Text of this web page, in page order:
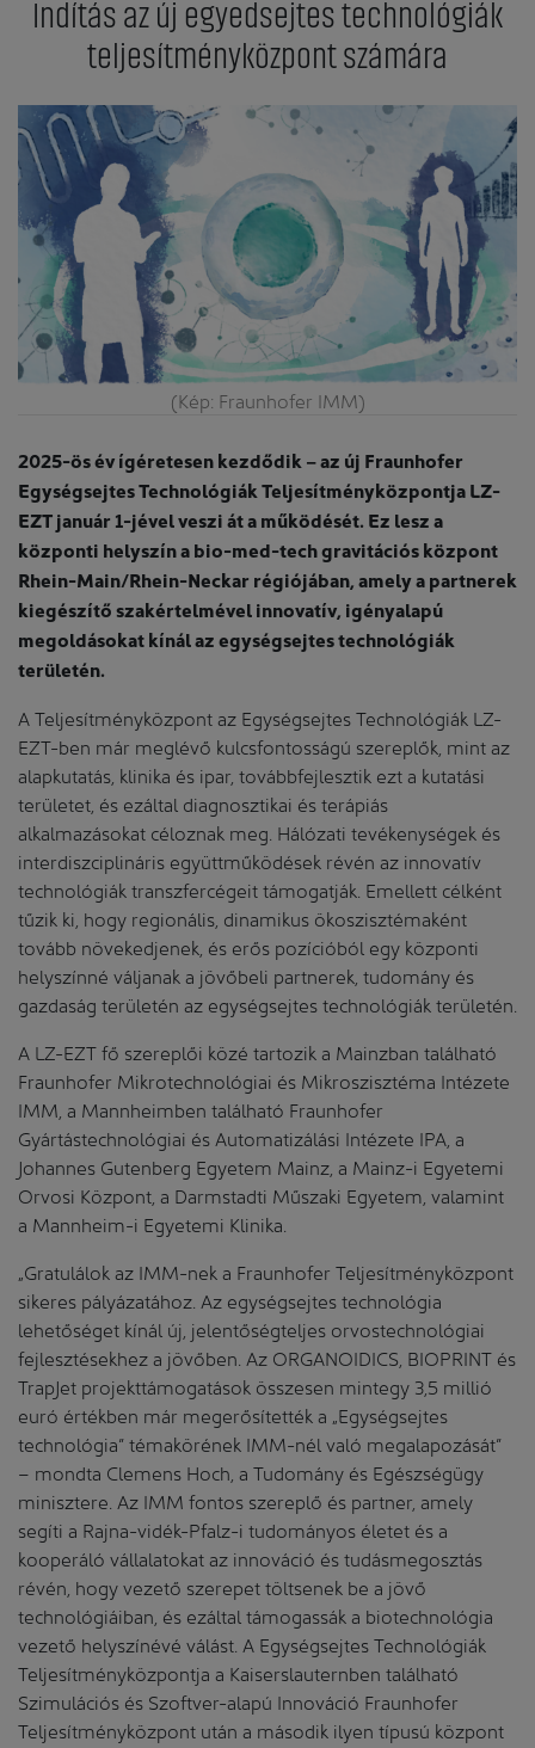
Indítás az új egyedsejtes technológiák
teljesítményközpont számára
(Kép: Fraunhofer IMM)
2025-ös év ígéretesen kezdődik – az új Fraunhofer
Egységsejtes Technológiák Teljesítményközpontja LZ-
EZT január 1-jével veszi át a működését. Ez lesz a
központi helyszín a bio-med-tech gravitációs központ
Rhein-Main/Rhein-Neckar régiójában, amely a partnerek
kiegészítő szakértelmével innovatív, igényalapú
megoldásokat kínál az egységsejtes technológiák
területén.
A Teljesítményközpont az Egységsejtes Technológiák LZ-
EZT-ben már meglévő kulcsfontosságú szereplők, mint az
alapkutatás, klinika és ipar, továbbfejlesztik ezt a kutatási
területet, és ezáltal diagnosztikai és terápiás
alkalmazásokat céloznak meg. Hálózati tevékenységek és
interdiszciplináris együttműködések révén az innovatív
technológiák transzfercégeit támogatják. Emellett célként
tűzik ki, hogy regionális, dinamikus ökoszisztémaként
tovább növekedjenek, és erős pozícióból egy központi
helyszínné váljanak a jövőbeli partnerek, tudomány és
gazdaság területén az egységsejtes technológiák területén.
A LZ-EZT fő szereplői közé tartozik a Mainzban található
Fraunhofer Mikrotechnológiai és Mikroszisztéma Intézete
IMM, a Mannheimben található Fraunhofer
Gyártástechnológiai és Automatizálási Intézete IPA, a
Johannes Gutenberg Egyetem Mainz, a Mainz-i Egyetemi
Orvosi Központ, a Darmstadti Műszaki Egyetem, valamint
a Mannheim-i Egyetemi Klinika.
„Gratulálok az IMM-nek a Fraunhofer Teljesítményközpont
sikeres pályázatához. Az egységsejtes technológia
lehetőséget kínál új, jelentőségteljes orvostechnológiai
fejlesztésekhez a jövőben. Az ORGANOIDICS, BIOPRINT és
TrapJet projekttámogatások összesen mintegy 3,5 millió
euró értékben már megerősítették a „Egységsejtes
technológia” témakörének IMM-nél való megalapozását”
– mondta Clemens Hoch, a Tudomány és Egészségügy
minisztere. Az IMM fontos szereplő és partner, amely
segíti a Rajna-vidék-Pfalz-i tudományos életet és a
kooperáló vállalatokat az innováció és tudásmegosztás
révén, hogy vezető szerepet töltsenek be a jövő
technológiáiban, és ezáltal támogassák a biotechnológia
vezető helyszínévé válást. A Egységsejtes Technológiák
Teljesítményközpontja a Kaiserslauternben található
Szimulációs és Szoftver-alapú Innováció Fraunhofer
Teljesítményközpont után a második ilyen típusú központ